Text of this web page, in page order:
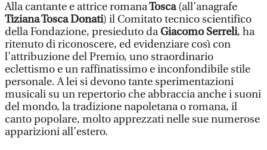
Alla cantante e attrice romanaTosca(all’anagrafe
Tiziana Tosca Donati) il Comitato tecnico scientifico
della Fondazione, presieduto daGiacomo Serreli, ha
ritenuto di riconoscere, ed evidenziare così con
l’attribuzione del Premio, uno straordinario
eclettismo e un raffinatissimo e inconfondibile stile
personale. A lei si devono tante sperimentazioni
musicali su un repertorio che abbraccia anche i suoni
del mondo, la tradizione napoletana o romana, il
canto popolare, molto apprezzati nelle sue numerose
apparizioni all’estero.